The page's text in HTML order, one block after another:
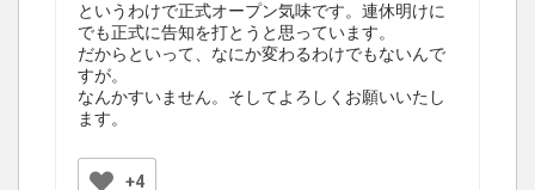
というわけで正式オープン気味です。連休明けに
でも正式に告知を打とうと思っています。
だからといって、なにか変わるわけでもないんで
すが。
なんかすいません。そしてよろしくお願いいたし
ます。
+4